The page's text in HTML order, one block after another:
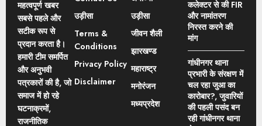
महत्वपूर्ण खबर
सबसे पहले और
सटीक रूप से
प्रदान करता है।
हमारी टीम समर्पित
और अनुभवी
पत्रकारों की है, जो
समाज में हो रहे
घटनाक्रमों,
राजनीतिक
उड़ीसा
Terms &
Conditions
Privacy Policy
Disclaimer
उड़ीसा
जीवन शैली
झारखण्ड
महाराष्ट्र
मनोरंजन
मध्यप्रदेश
कलेक्टर से की FIR
और नामांतरण
निरस्त करने की
मांग
गांधीनगर थाना
प्रभारी के संरक्षण में
चल रहा जुआ का
कारोबार?, जुवारियों
की पहली पसंद बन
रही गांधीनगर थाना